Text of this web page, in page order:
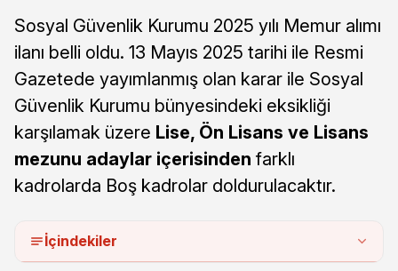
Sosyal Güvenlik Kurumu 2025 yılı Memur alımı
ilanı belli oldu. 13 Mayıs 2025 tarihi ile Resmi
Gazetede yayımlanmış olan karar ile Sosyal
Güvenlik Kurumu bünyesindeki eksikliği
karşılamak üzere Lise, Ön Lisans ve Lisans
mezunu adaylar içerisinden farklı
kadrolarda Boş kadrolar doldurulacaktır.
İçindekiler